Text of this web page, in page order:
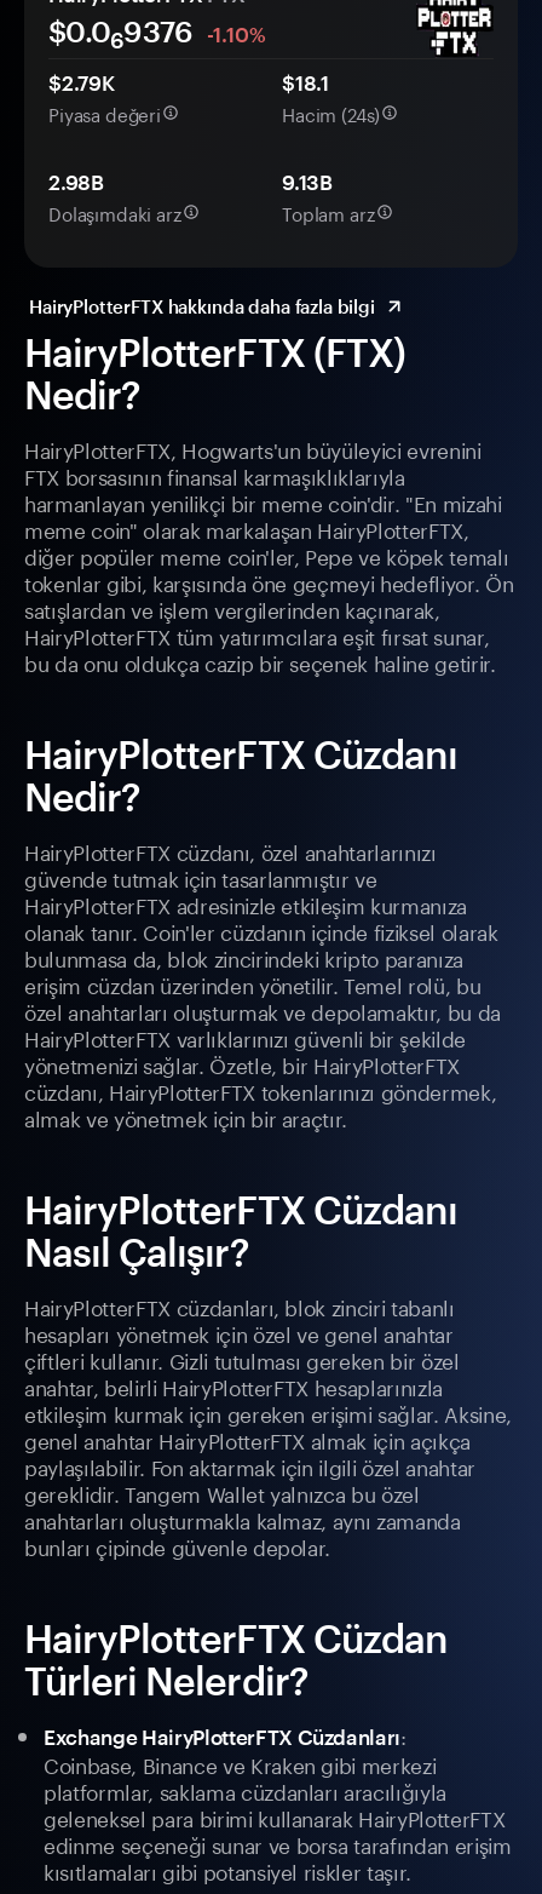
HairyPlotterFTX (FTX)
Nedir?
HairyPlotterFTX, Hogwarts'un büyüleyici evrenini
FTX borsasının finansal karmaşıklıklarıyla
harmanlayan yenilikçi bir meme coin'dir. "En mizahi
meme coin" olarak markalaşan HairyPlotterFTX,
diğer popüler meme coin'ler, Pepe ve köpek temalı
tokenlar gibi, karşısında öne geçmeyi hedefliyor. Ön
satışlardan ve işlem vergilerinden kaçınarak,
HairyPlotterFTX tüm yatırımcılara eşit fırsat sunar,
bu da onu oldukça cazip bir seçenek haline getirir.
HairyPlotterFTX Cüzdanı
Nedir?
HairyPlotterFTX cüzdanı, özel anahtarlarınızı
güvende tutmak için tasarlanmıştır ve
HairyPlotterFTX adresinizle etkileşim kurmanıza
olanak tanır. Coin'ler cüzdanın içinde fiziksel olarak
bulunmasa da, blok zincirindeki kripto paranıza
erişim cüzdan üzerinden yönetilir. Temel rolü, bu
özel anahtarları oluşturmak ve depolamaktır, bu da
HairyPlotterFTX varlıklarınızı güvenli bir şekilde
yönetmenizi sağlar. Özetle, bir HairyPlotterFTX
cüzdanı, HairyPlotterFTX tokenlarınızı göndermek,
almak ve yönetmek için bir araçtır.
HairyPlotterFTX Cüzdanı
Nasıl Çalışır?
HairyPlotterFTX cüzdanları, blok zinciri tabanlı
hesapları yönetmek için özel ve genel anahtar
çiftleri kullanır. Gizli tutulması gereken bir özel
anahtar, belirli HairyPlotterFTX hesaplarınızla
etkileşim kurmak için gereken erişimi sağlar. Aksine,
genel anahtar HairyPlotterFTX almak için açıkça
paylaşılabilir. Fon aktarmak için ilgili özel anahtar
gereklidir. Tangem Wallet yalnızca bu özel
anahtarları oluşturmakla kalmaz, aynı zamanda
bunları çipinde güvenle depolar.
HairyPlotterFTX Cüzdan
Türleri Nelerdir?
Exchange HairyPlotterFTX Cüzdanları:
Coinbase, Binance ve Kraken gibi merkezi
platformlar, saklama cüzdanları aracılığıyla
geleneksel para birimi kullanarak HairyPlotterFTX
edinme seçeneği sunar ve borsa tarafından erişim
kısıtlamaları gibi potansiyel riskler taşır.
$0.069376
-1.10%
$2.79K
Piyasa değeri
$18.1
Hacim (24s)
2.98B
Dolaşımdaki arz
9.13B
Toplam arz
HairyPlotterFTX hakkında daha fazla bilgi